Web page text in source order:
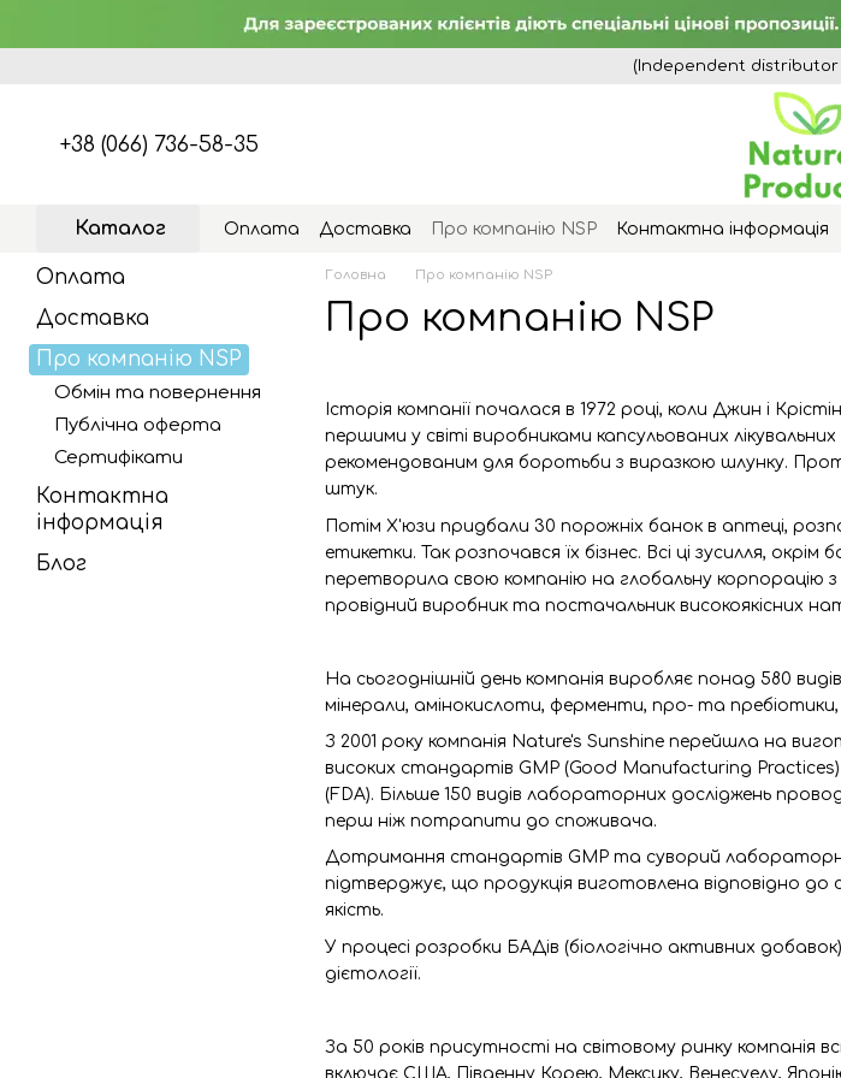
Перейти к основному контенту
(Independent distributor
+38 (066) 736-58-35
Каталог Оплата Доставка Про компанію NSP Контактна інформація
Головна Про компанію NSP
Про компанію NSP
Історія компанії почалася в 1972 році, коли Джин і
першими у світі виробниками капсульованих
рекомендованим для боротьби з виразкою шлунку.
штук.
Потім Х'юзи придбали 30 порожніх банок в аптеці,
етикетки. Так розпочався їх бізнес. Всі ці зусилля,
перетворила свою компанію на глобальну корпорацію
провідний виробник та постачальник високоякісних
На сьогоднішній день компанія виробляє понад 580
мінерали, амінокислоти, ферменти, про- та пребіотики,
З 2001 року компанія Nature's Sunshine перейшла на
високих стандартів GMP (Good Manufacturing
(FDA). Більше 150 видів лабораторних досліджень
перш ніж потрапити до споживача.
Дотримання стандартів GMP та суворий
підтверджує, що продукція виготовлена відповідно
якість.
У процесі розробки БАДів (біологічно активних добавок)
дієтології.
За 50 років присутності на світовому ринку компанія
включає США, Південну Корею, Мексику, Венесуелу,
Оплата
Доставка
Про компанію NSP
Обмін та повернення
Публічна оферта
Сертифікати
Контактна
інформація
Блог